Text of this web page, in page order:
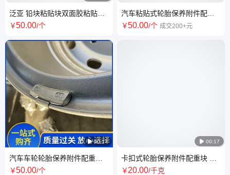
泛亚 铅块粘贴块双面胶粘贴轮
胎动平衡块 喷涂
￥50.00/个
 00:17
汽车车轮轮胎保养附件配重块
轮毂粘贴平衡块 工厂供应
￥50.00/个
汽车粘贴式轮胎保养附件配重
块 泛亚定制 规格多样
￥50.00/个 成交200+元
 00:17
卡扣式轮胎保养附件配重块 高
粘度动平衡铅块 售后有保障
￥20.00/千克